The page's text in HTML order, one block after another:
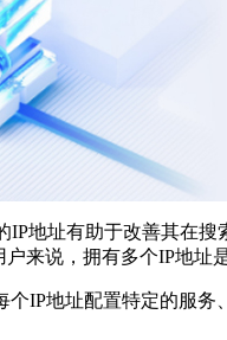
址有助于改善其在搜
来说，拥有多个IP地址
地址配置特定的服务